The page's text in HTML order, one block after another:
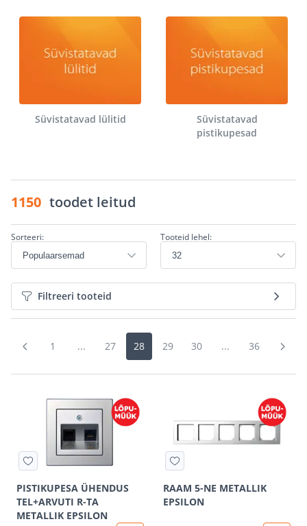
Süvistatavad lülitid
Süvistatavad
pistikupesad
1150 toodet leitud
Sorteeri: Tooteid lehel:
Filtreeri tooteid
1 ... 27 28 29 30 ... 36
PISTIKUPESA ÜHENDUS
TEL+ARVUTI R-TA
METALLIK EPSILON
RAAM 5-NE METALLIK
EPSILON